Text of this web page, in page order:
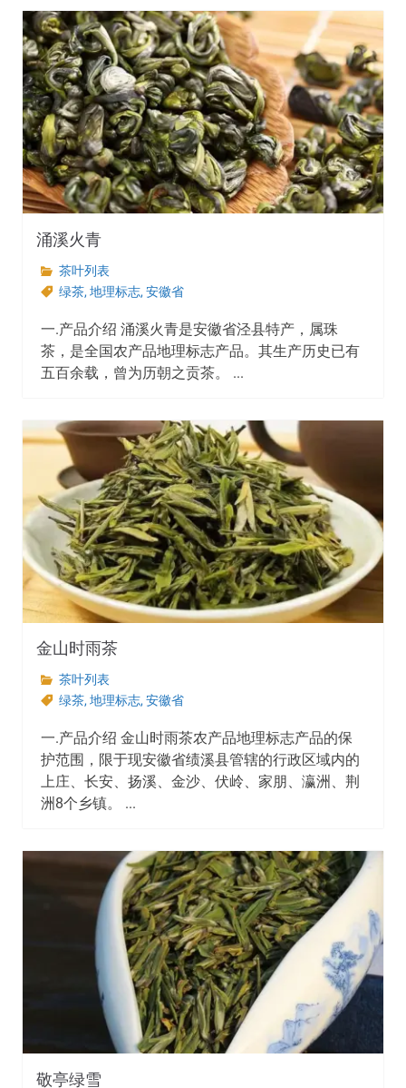
涌溪火青
茶叶列表
绿茶, 地理标志, 安徽省
一.产品介绍 涌溪火青是安徽省泾县特产，属珠
茶，是全国农产品地理标志产品。其生产历史已有
五百余载，曾为历朝之贡茶。 ...
金山时雨茶
茶叶列表
绿茶, 地理标志, 安徽省
一.产品介绍 金山时雨茶农产品地理标志产品的保
护范围，限于现安徽省绩溪县管辖的行政区域内的
上庄、长安、扬溪、金沙、伏岭、家朋、瀛洲、荆
洲8个乡镇。 ...
敬亭绿雪